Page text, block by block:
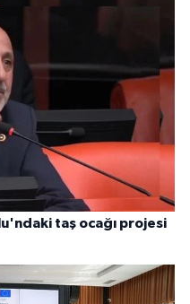
taş ocağı projesi